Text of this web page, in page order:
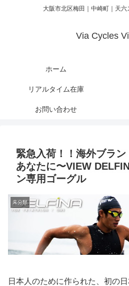
大阪市北区梅田｜中崎町｜天
Via Cycles
ホーム
リアルタイム在庫
お問い合わせ
緊急入荷！！海外ブラ
あなたに〜VIEW
ン専用ゴーグル
未分類
日本人のために作られた、初の